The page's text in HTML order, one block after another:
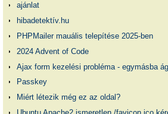
ajánlat
hibadetektív.hu
PHPMailer mauális telepítése 2025-ben
2024 Advent of Code
Ajax form kezelési probléma - egymásba
Passkey
Miért létezik még ez az oldal?